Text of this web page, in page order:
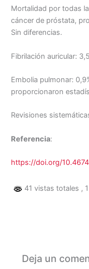
Mortalidad por todas
cáncer de próstata,
Sin diferencias.
Fibrilación auricular:
Embolia pulmonar:
proporcionaron
Revisiones
Referencia:
https://doi.org/
41 vistas totales ,
Deja un